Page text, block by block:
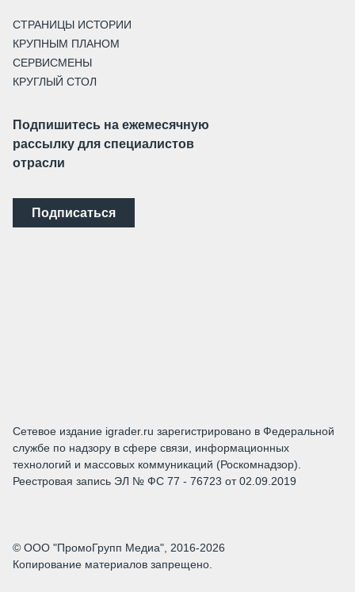
СТРАНИЦЫ ИСТОРИИ
КРУПНЫМ ПЛАНОМ
СЕРВИСМЕНЫ
КРУГЛЫЙ СТОЛ
Подпишитесь на ежемесячную
рассылку для специалистов
отрасли
Подписаться
Сетевое издание igrader.ru зарегистрировано в Федеральной
службе по надзору в сфере связи, информационных
технологий и массовых коммуникаций (Роскомнадзор).
Реестровая запись ЭЛ № ФС 77 - 76723 от 02.09.2019
© ООО "ПромоГрупп Медиа", 2016-2026
Копирование материалов запрещено.